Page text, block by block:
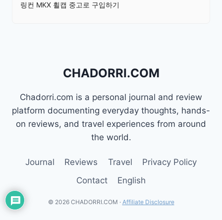
링컨 MKX 휠캡 중고로 구입하기
CHADORRI.COM
Chadorri.com is a personal journal and review
platform documenting everyday thoughts, hands-
on reviews, and travel experiences from around
the world.
Journal Reviews Travel
Privacy Policy
Contact
English
© 2026 CHADORRI.COM · Affiliate Disclosure